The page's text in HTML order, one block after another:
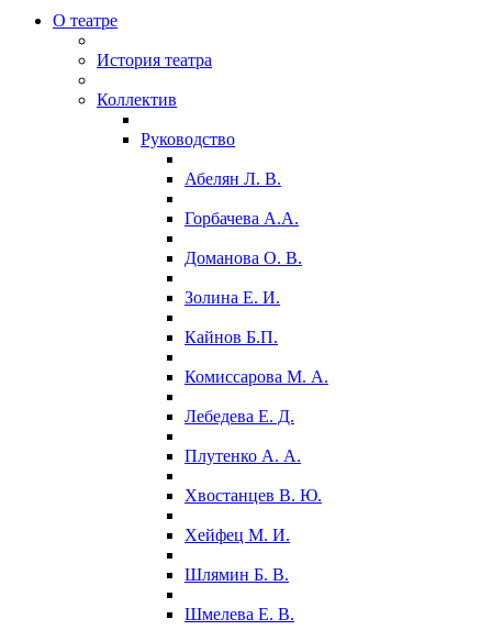
О театре
История театра
Коллектив
Руководство
Абелян Л. В.
Горбачева А.А.
Доманова О. В.
Золина Е. И.
Кайнов Б.П.
Комиссарова М. А.
Лебедева Е. Д.
Плутенко А. А.
Хвостанцев В. Ю.
Хейфец М. И.
Шлямин Б. В.
Шмелева Е. В.